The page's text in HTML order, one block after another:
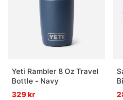
Yeti Rambler 8 Oz Travel
Bottle - Navy
329 kr